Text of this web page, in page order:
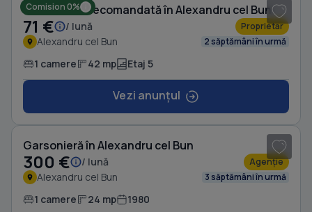
Comision 0%
Garsonieră decomandată în Alexandru cel Bun
71 € / lună Proprietar
Alexandru cel Bun 2 săptămâni în urmă
1 camere 42 mp Etaj 5
Vezi anunțul
Garsonieră în Alexandru cel Bun
300 € / lună Agenție
Alexandru cel Bun 3 săptămâni în urmă
1 camere 24 mp 1980